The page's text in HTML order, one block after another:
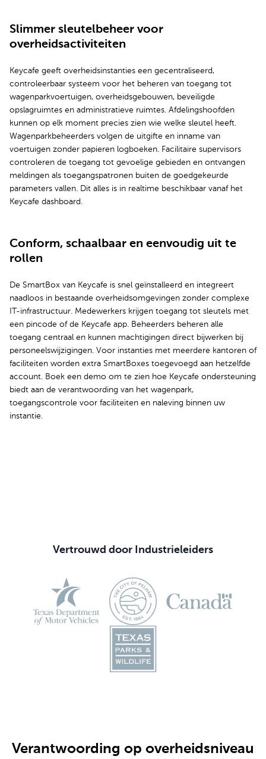
Slimmer sleutelbeheer voor
overheidsactiviteiten
Keycafe geeft overheidsinstanties een gecentraliseerd,
controleerbaar systeem voor het beheren van toegang tot
wagenparkvoertuigen, overheidsgebouwen, beveiligde
opslagruimtes en administratieve ruimtes. Afdelingshoofden
kunnen op elk moment precies zien wie welke sleutel heeft.
Wagenparkbeheerders volgen de uitgifte en inname van
voertuigen zonder papieren logboeken. Facilitaire supervisors
controleren de toegang tot gevoelige gebieden en ontvangen
meldingen als toegangspatronen buiten de goedgekeurde
parameters vallen. Dit alles is in realtime beschikbaar vanaf het
Keycafe dashboard.
Conform, schaalbaar en eenvoudig uit te
rollen
De SmartBox van Keycafe is snel geïnstalleerd en integreert
naadloos in bestaande overheidsomgevingen zonder complexe
IT-infrastructuur. Medewerkers krijgen toegang tot sleutels met
een pincode of de Keycafe app. Beheerders beheren alle
toegang centraal en kunnen machtigingen direct bijwerken bij
personeelswijzigingen. Voor instanties met meerdere kantoren of
faciliteiten worden extra SmartBoxes toegevoegd aan hetzelfde
account. Boek een demo om te zien hoe Keycafe ondersteuning
biedt aan de verantwoording van het wagenpark,
toegangscontrole voor faciliteiten en naleving binnen uw
instantie.
Vertrouwd door Industrieleiders
Verantwoording op overheidsniveau